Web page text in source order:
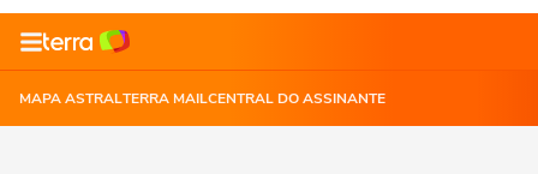
MAPA ASTRALTERRA MAILCENTRAL DO ASSINANTE